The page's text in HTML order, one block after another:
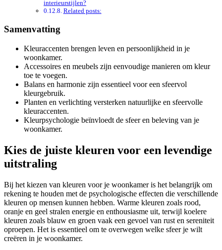
interieurstijlen?
Related posts:
Samenvatting
Kleuraccenten brengen leven en persoonlijkheid in je
woonkamer.
Accessoires en meubels zijn eenvoudige manieren om kleur
toe te voegen.
Balans en harmonie zijn essentieel voor een sfeervol
kleurgebruik.
Planten en verlichting versterken natuurlijke en sfeervolle
kleuraccenten.
Kleurpsychologie beïnvloedt de sfeer en beleving van je
woonkamer.
Kies de juiste kleuren voor een levendige
uitstraling
Bij het kiezen van kleuren voor je woonkamer is het belangrijk om
rekening te houden met de psychologische effecten die verschillende
kleuren op mensen kunnen hebben. Warme kleuren zoals rood,
oranje en geel stralen energie en enthousiasme uit, terwijl koelere
kleuren zoals blauw en groen vaak een gevoel van rust en sereniteit
oproepen. Het is essentieel om te overwegen welke sfeer je wilt
creëren in je woonkamer.